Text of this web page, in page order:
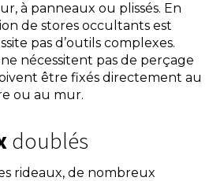
à panneaux ou plissés. En
de stores occultants est
pas d’outils complexes.
nécessitent pas de perçage
être fixés directement au
ou au mur.
doublés
rideaux, de nombreux